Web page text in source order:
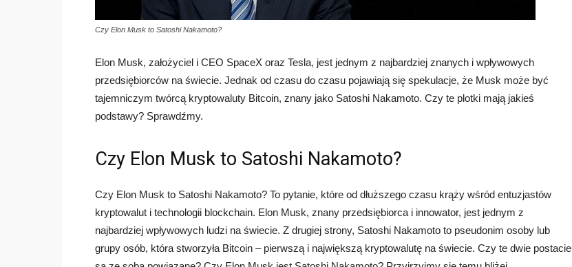
Czy Elon Musk to Satoshi Nakamoto?
Elon Musk, założyciel i CEO SpaceX oraz Tesla, jest jednym z najbardziej znanych i wpływowych
przedsiębiorców na świecie. Jednak od czasu do czasu pojawiają się spekulacje, że Musk może być
tajemniczym twórcą kryptowaluty Bitcoin, znany jako Satoshi Nakamoto. Czy te plotki mają jakieś
podstawy? Sprawdźmy.
Czy Elon Musk to Satoshi Nakamoto?
Czy Elon Musk to Satoshi Nakamoto? To pytanie, które od dłuższego czasu krąży wśród entuzjastów
kryptowalut i technologii blockchain. Elon Musk, znany przedsiębiorca i innowator, jest jednym z
najbardziej wpływowych ludzi na świecie. Z drugiej strony, Satoshi Nakamoto to pseudonim osoby lub
grupy osób, która stworzyła Bitcoin – pierwszą i największą kryptowalutę na świecie. Czy te dwie postacie